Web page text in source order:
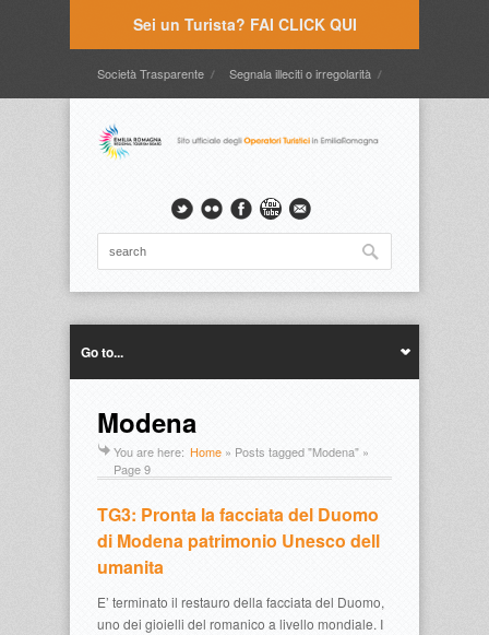
Sei un Turista? FAI CLICK QUI
Società Trasparente Segnala illeciti o irregolarità
Timbrature
Go to...
Modena
You are here: Home » Posts tagged "Modena" »
Page 9
TG3: Pronta la facciata del Duomo
di Modena patrimonio Unesco dell
umanita
E’ terminato il restauro della facciata del Duomo,
uno dei gioielli del romanico a livello mondiale. I